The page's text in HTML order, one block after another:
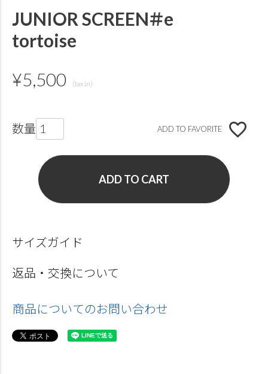
JUNIOR SCREEN＃e
tortoise
¥5,500
ADD TO FAVORITE
ADD TO CART
サイズガイド
返品・交換について
商品についてのお問い合わせ